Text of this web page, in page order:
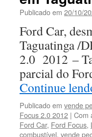
Publicado em 20/10/
Ford Car,
Taguatinga /
2.0 2012 –
parcial do
Continue
Publicado em vende
Focus 2.0 2012 | Com
Ford Car, Ford Focus,
combustível, vende